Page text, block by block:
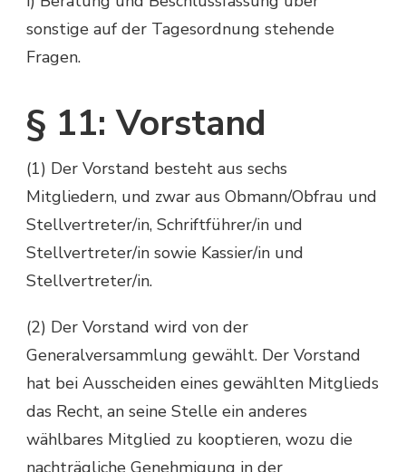
sonstige auf der Tagesordnung stehende
Fragen.
§ 11: Vorstand
(1) Der Vorstand besteht aus sechs
Mitgliedern, und zwar aus Obmann/Obfrau und
Stellvertreter/in, Schriftführer/in und
Stellvertreter/in sowie Kassier/in und
Stellvertreter/in.
(2) Der Vorstand wird von der
Generalversammlung gewählt. Der Vorstand
hat bei Ausscheiden eines gewählten Mitglieds
das Recht, an seine Stelle ein anderes
wählbares Mitglied zu kooptieren, wozu die
nachträgliche Genehmigung in der